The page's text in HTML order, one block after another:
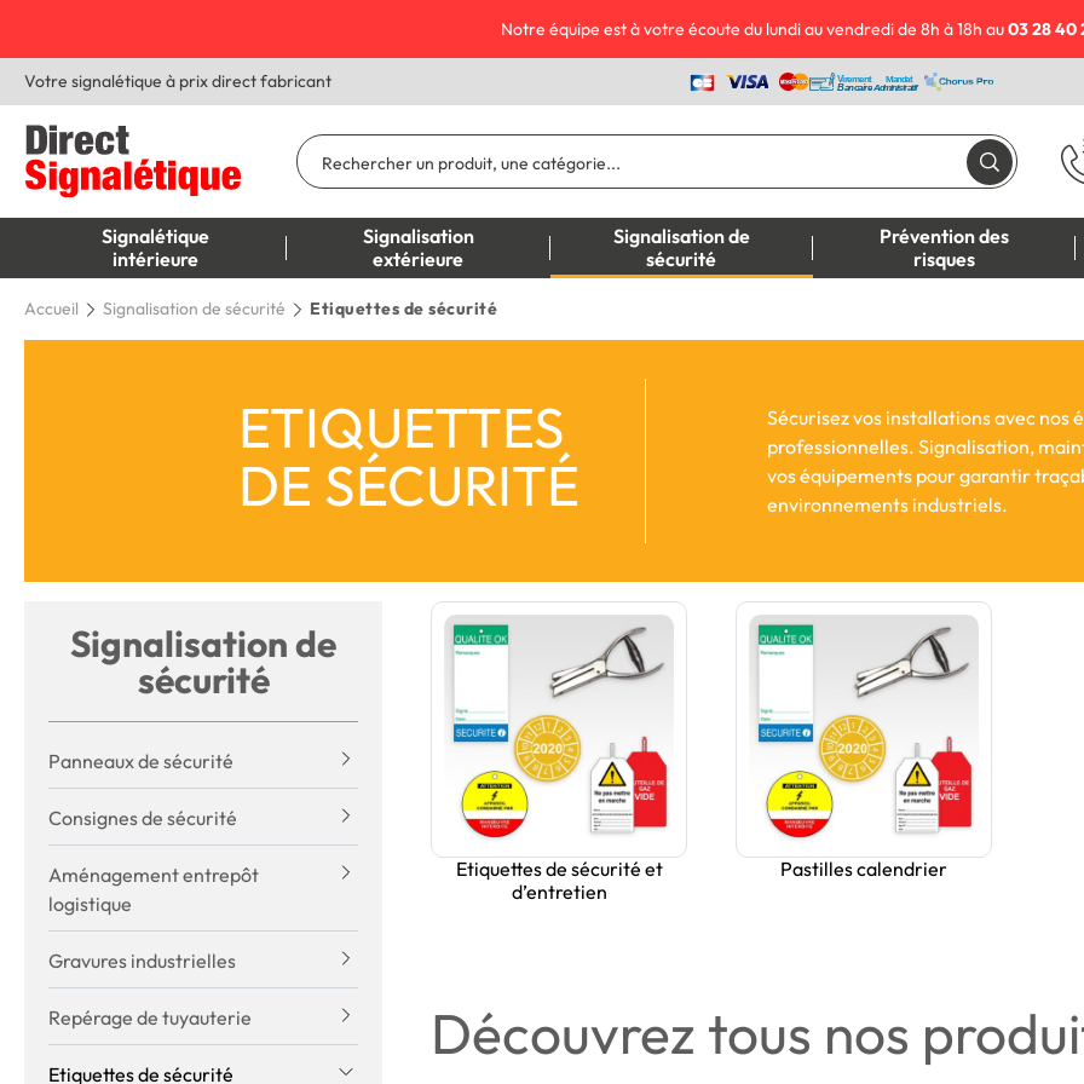
Notre équipe est à votre écoute du lundi au vendredi de 8h à 18h au03 28 40
Votre signalétique à prix direct fabricant
Signalétique
intérieure
Signalisation
extérieure
Signalisation de
sécurité
Prévention des
risques
Accueil Signalisation de sécurité Etiquettes de sécurité
ETIQUETTES
DE SÉCURITÉ
Sécurisez vos installations avec nos
professionnelles. Signalisation,
vos équipements pour garantir
environnements industriels.
Signalisation de
sécurité
Panneaux de sécurité
Consignes de sécurité
Aménagement entrepôt
logistique
Gravures industrielles
Repérage de tuyauterie
Etiquettes de sécurité
Etiquettes de sécurité et
d’entretien
Pastilles calendrier
Découvrez tous nos